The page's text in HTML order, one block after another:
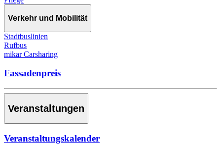
Verkehr und Mobilität
Stadtbuslinien
Rufbus
mikar Carsharing
Fassadenpreis
Veranstaltungen
Veranstaltungskalender